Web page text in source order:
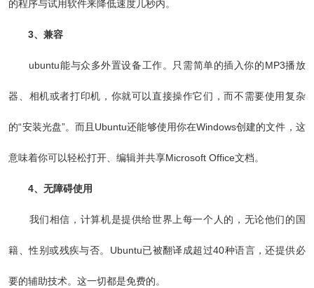
的程序与试用软件来降低速度几秒内。
3、兼容
ubuntu能与众多外置设备工作。只需简单的插入你的MP3播放
器、相机或者打印机，你就可以直接操作它们，而不需要使用复杂
的“安装光盘”。而且Ubuntu还能够使用你在Windows创建的文件，这
意味着你可以轻松打开、编辑并共享Microsoft Office文档。
4、无障碍使用
我们相信，计算机是提供给世界上每一个人的，无论他们的国
籍、性别或残疾与否。Ubuntu已被翻译成超过40种语言，还提供必
要的辅助技术。这一切都是免费的。